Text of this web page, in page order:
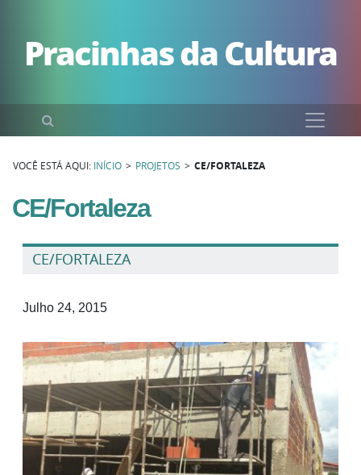
Pracinhas da Cultura
VOCÊ ESTÁ AQUI: INÍCIO > PROJETOS > CE/FORTALEZA
CE/Fortaleza
CE/FORTALEZA
Julho 24, 2015